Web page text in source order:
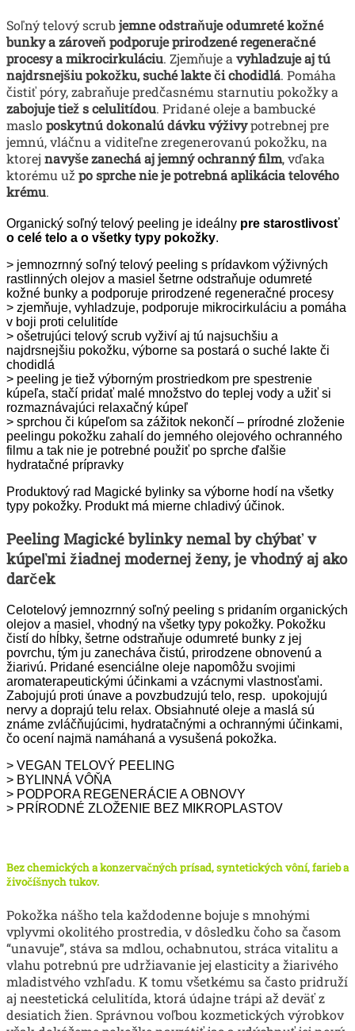
Soľný telový scrubjemne odstraňuje odumreté kožné
bunky a zároveň podporuje prirodzené regeneračné
procesy a mikrocirkuláciu. Zjemňuje a vyhladzuje aj tú
najdrsnejšiu pokožku, suché lakte či chodidlá. Pomáha
čistiť póry, zabraňuje predčasnému starnutiu pokožky a
zabojuje tiež s celulitídou. Pridané oleje a bambucké
masloposkytnú dokonalú dávku výživypotrebnej pre
jemnú, vláčnu a viditeľne zregenerovanú pokožku, na
ktorej navyše zanechá aj jemný ochranný film, vďaka
ktorému už po sprche nie je potrebná aplikácia telového
krému.
Organický soľný telový peeling je ideálny pre starostlivosť
o celé telo a o všetky typy pokožky.
> jemnozrnný soľný telový peeling s prídavkom výživných
rastlinných olejov a masiel šetrne odstraňuje odumreté
kožné bunky a podporuje prirodzené regeneračné procesy
> zjemňuje, vyhladzuje, podporuje mikrocirkuláciu a pomáha
v boji proti celulitíde
> ošetrujúci telový scrub vyživí aj tú najsuchšiu a
najdrsnejšiu pokožku, výborne sa postará o suché lakte či
chodidlá
> peeling je tiež výborným prostriedkom pre spestrenie
kúpeľa, stačí pridať malé množstvo do teplej vody a užiť si
rozmaznávajúci relaxačný kúpeľ
> sprchou či kúpeľom sa zážitok nekončí – prírodné zloženie
peelingu pokožku zahalí do jemného olejového ochranného
filmu a tak nie je potrebné použiť po sprche ďalšie
hydratačné prípravky
Produktový rad Magické bylinky sa výborne hodí na všetky
typy pokožky. Produkt má mierne chladivý účinok.
Peeling Magické bylinky nemal by chýbať v
kúpeľmi žiadnej modernej ženy, je vhodný aj ako
darček
Celotelový jemnozrnný soľný peeling s pridaním organických
olejov a masiel, vhodný na všetky typy pokožky. Pokožku
čistí do hĺbky, šetrne odstraňuje odumreté bunky z jej
povrchu, tým ju zanecháva čistú, prirodzene obnovenú a
žiarivú. Pridané esenciálne oleje napomôžu svojimi
aromaterapeutickými účinkami a vzácnymi vlastnosťami.
Zabojujú proti únave a povzbudzujú telo, resp. upokojujú
nervy a doprajú telu relax. Obsiahnuté oleje a maslá sú
známe zvláčňujúcimi, hydratačnými a ochrannými účinkami,
čo ocení najmä namáhaná a vysušená pokožka.
> VEGAN TELOVÝ PEELING
> BYLINNÁ VÔŇA
> PODPORA REGENERÁCIE A OBNOVY
> PRÍRODNÉ ZLOŽENIE BEZ MIKROPLASTOV
Bez chemických a konzervačných prísad, syntetických vôní, farieb a
živočíšnych tukov.
Pokožka nášho tela každodenne bojuje s mnohými
vplyvmi okolitého prostredia, v dôsledku čoho sa časom
“unavuje”, stáva sa mdlou, ochabnutou, stráca vitalitu a
vlahu potrebnú pre udržiavanie jej elasticity a žiarivého
mladistvého vzhľadu. K tomu všetkému sa často pridruží
aj neestetická celulitída, ktorá údajne trápi až deväť z
desiatich žien. Správnou voľbou kozmetických výrobkov